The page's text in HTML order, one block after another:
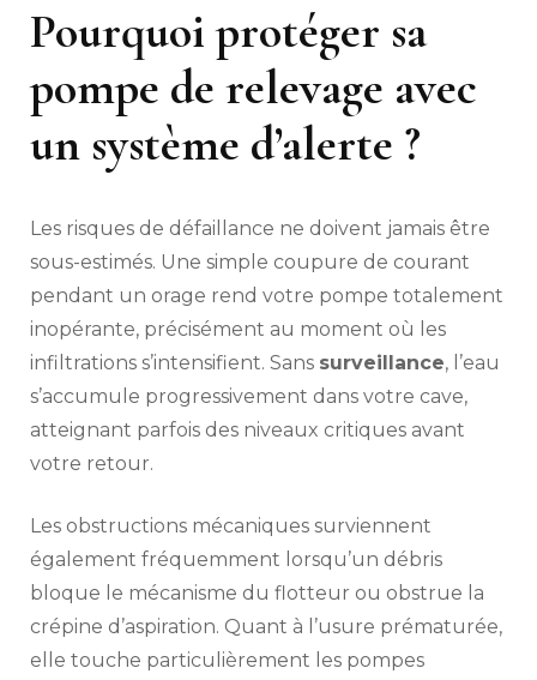
Pourquoi protéger sa
pompe de relevage avec
un système d’alerte ?
Les risques de défaillance ne doivent jamais être
sous-estimés. Une simple coupure de courant
pendant un orage rend votre pompe totalement
inopérante, précisément au moment où les
infiltrations s’intensifient. Sans surveillance, l’eau
s’accumule progressivement dans votre cave,
atteignant parfois des niveaux critiques avant
votre retour.
Les obstructions mécaniques surviennent
également fréquemment lorsqu’un débris
bloque le mécanisme du flotteur ou obstrue la
crépine d’aspiration. Quant à l’usure prématurée,
elle touche particulièrement les pompes